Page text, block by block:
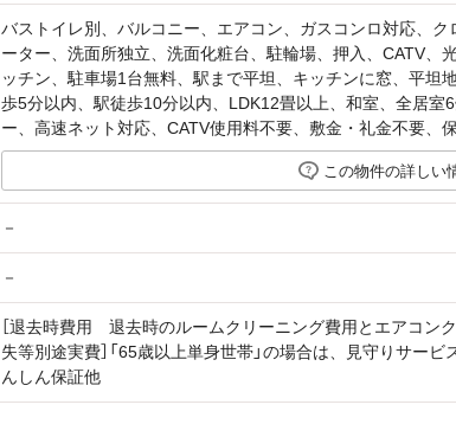
バストイレ別、バルコニー、エアコン、ガスコンロ対応、
ーター、洗面所独立、洗面化粧台、駐輪場、押入、CATV、
ッチン、駐車場1台無料、駅まで平坦、キッチンに窓、平坦
歩5分以内、駅徒歩10分以内、LDK12畳以上、和室、全居
ー、高速ネット対応、CATV使用料不要、敷金・礼金不要、
この物件の詳しい
－
－
［退去時費用 退去時のルームクリーニング費用とエアコ
失等別途実費］「65歳以上単身世帯」の場合は、見守りサ
んしん保証他